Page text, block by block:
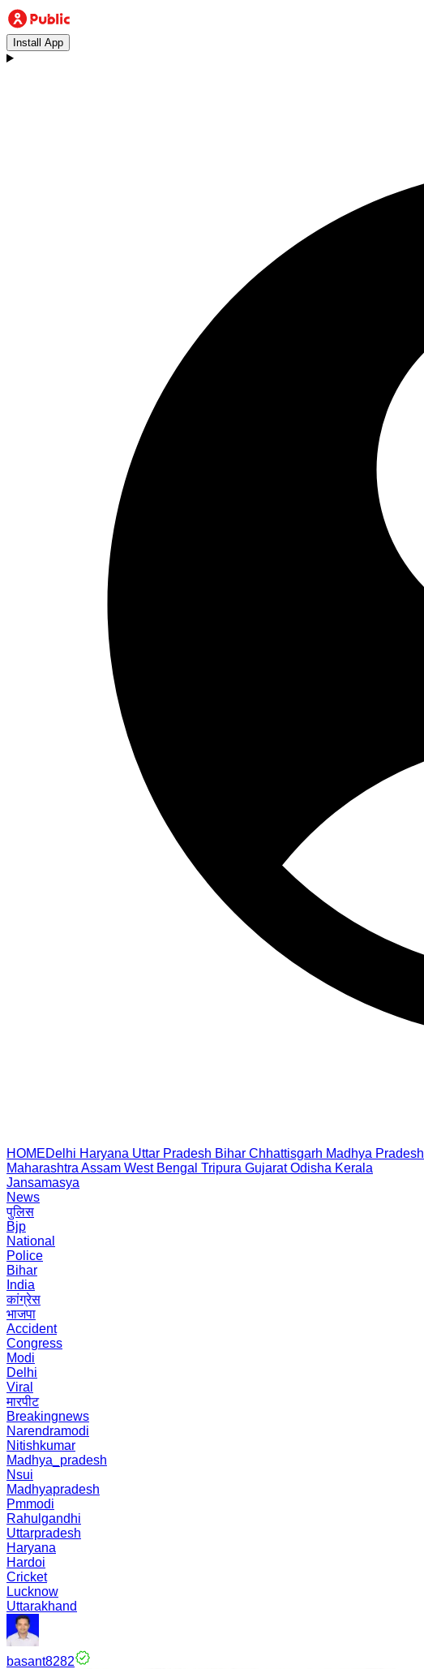
Install App
HOMEDelhi Haryana Uttar Pradesh Bihar Chhattisgarh Madhya Pradesh
Maharashtra Assam West Bengal Tripura Gujarat Odisha Kerala
Jansamasya
News
पुलिस
Bjp
National
Police
Bihar
India
कांग्रेस
भाजपा
Accident
Congress
Modi
Delhi
Viral
मारपीट
Breakingnews
Narendramodi
Nitishkumar
Madhya_pradesh
Nsui
Madhyapradesh
Pmmodi
Rahulgandhi
Uttarpradesh
Haryana
Hardoi
Cricket
Lucknow
Uttarakhand
basant8282